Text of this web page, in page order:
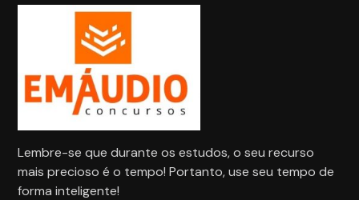
Lembre-se que durante os estudos, o seu recurso
mais precioso é o tempo! Portanto, use seu tempo de
forma inteligente!